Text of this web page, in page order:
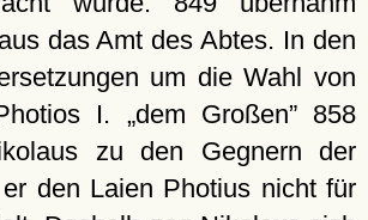
das Amt des Abtes. In den
um die Wahl von
I.
dem Großen 858
zu den Gegnern der
den Laien Photius nicht für